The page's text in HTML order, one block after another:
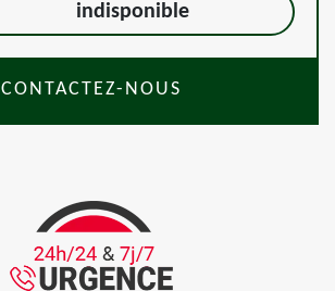
indisponible
CONTACTEZ-NOUS